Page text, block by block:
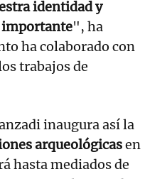
identidad y
", ha
ha colaborado con
trabajos de
inaugura así la
arqueológicasen
hasta mediados de